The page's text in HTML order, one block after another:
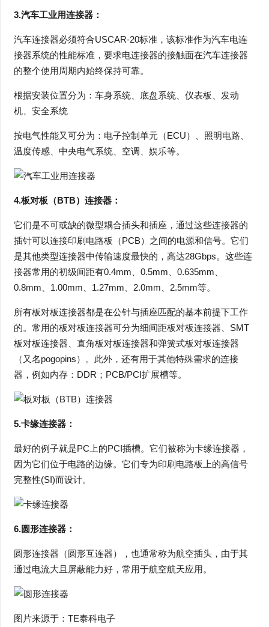
3.汽车工业用连接器：
汽车连接器必须符合USCAR-20标准，该标准作为汽车电连
接器系统的性能标准，要求电连接器的接触面在汽车连接器
的整个使用周期内始终保持可靠。
根据安装位置分为：车身系统、底盘系统、仪表板、发动
机、安全系统
按电气性能又可分为：电子控制单元（ECU）、照明电路、
温度传感、中央电气系统、空调、娱乐等。
4.板对板（BTB）连接器：
它们是不可或缺的微型耦合插头和插座，通过这些连接器的
插针可以连接印刷电路板（PCB）之间的电源和信号。它们
是其他类型连接器中传输速度最快的，高达28Gbps。这些连
接器常用的初级间距有0.4mm、0.5mm、0.635mm、
0.8mm、1.00mm、1.27mm、2.0mm、2.5mm等。
所有板对板连接器都是在公针与插座匹配的基本前提下工作
的。常用的板对板连接器可分为细间距板对板连接器、SMT
板对板连接器、直角板对板连接器和弹簧式板对板连接器
（又名pogopins）。此外，还有用于其他特殊需求的连接
器，例如内存：DDR；PCB/PCI扩展槽等。
5.卡缘连接器：
最好的例子就是PC上的PCI插槽。它们被称为卡缘连接器，
因为它们位于电路的边缘。它们专为印刷电路板上的高信号
完整性(SI)而设计。
6.圆形连接器：
圆形连接器（圆形互连器），也通常称为航空插头，由于其
通过电流大且屏蔽能力好，常用于航空航天应用。
图片来源于：TE泰科电子